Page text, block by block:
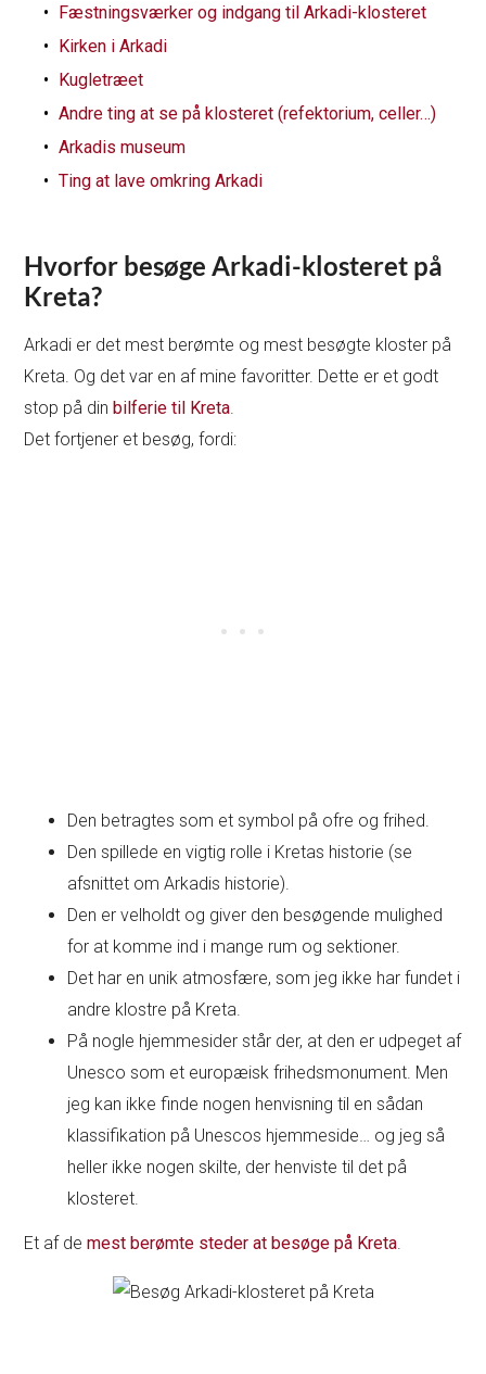
Fæstningsværker og indgang til Arkadi-klosteret
Kirken i Arkadi
Kugletræet
Andre ting at se på klosteret (refektorium, celler…)
Arkadis museum
Ting at lave omkring Arkadi
Hvorfor besøge Arkadi-klosteret på
Kreta?
Arkadi er det mest berømte og mest besøgte kloster på
Kreta. Og det var en af mine favoritter. Dette er et godt
stop på dinbilferie til Kreta
Det fortjener et besøg, fordi:
Den betragtes som et symbol på ofre og frihed.
Den spillede en vigtig rolle i Kretas historie (se
afsnittet om Arkadis historie).
Den er velholdt og giver den besøgende mulighed
for at komme ind i mange rum og sektioner.
Det har en unik atmosfære, som jeg ikke har fundet i
andre klostre på Kreta.
På nogle hjemmesider står der, at den er udpeget af
Unesco som et europæisk frihedsmonument. Men
jeg kan ikke finde nogen henvisning til en sådan
klassifikation på Unescos hjemmeside… og jeg så
heller ikke nogen skilte, der henviste til det på
klosteret.
Et af demest berømte steder at besøge på Kreta